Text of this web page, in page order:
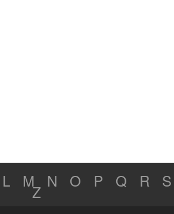
L M N O P Q R S
Z